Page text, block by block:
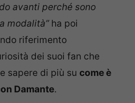
avanti perché sono
modalità” ha poi
riferimento
dei suoi fan che
sapere di più su come è
Damante.